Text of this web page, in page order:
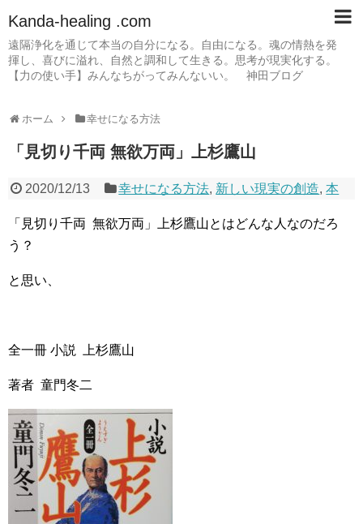
Kanda-healing .com
遠隔浄化を通じて本当の自分になる。自由になる。魂の情熱を発
揮し、喜びに溢れ、自然と調和して生きる。思考が現実化する。
【力の使い手】みんなちがってみんないい。 神田ブログ
ホーム 幸せになる方法
「見切り千両 無欲万両」上杉鷹山
2020/12/13 幸せになる方法, 新しい現実の創造,本
「見切り千両 無欲万両」上杉鷹山とはどんな人なのだろ
う？
と思い、
全一冊 小説 上杉鷹山
著者 童門冬二